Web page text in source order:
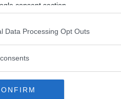
consent section.
Data Processing Opt Outs
funkar oftast bra även om
Det enda positiva
om alcantara.
bredvid